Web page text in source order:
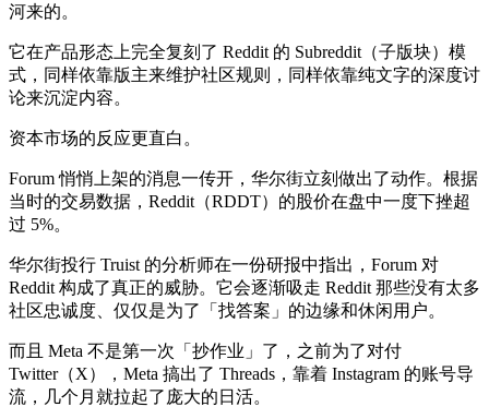
河来的。
它在产品形态上完全复刻了 Reddit 的 Subreddit（子版块）模
式，同样依靠版主来维护社区规则，同样依靠纯文字的深度讨
论来沉淀内容。
资本市场的反应更直白。
Forum 悄悄上架的消息一传开，华尔街立刻做出了动作。根据
当时的交易数据，Reddit（RDDT）的股价在盘中一度下挫超
过 5%。
华尔街投行 Truist 的分析师在一份研报中指出，Forum 对
Reddit 构成了真正的威胁。它会逐渐吸走 Reddit 那些没有太多
社区忠诚度、仅仅是为了「找答案」的边缘和休闲用户。
而且 Meta 不是第一次「抄作业」了，之前为了对付
Twitter（X），Meta 搞出了 Threads，靠着 Instagram 的账号导
流，几个月就拉起了庞大的日活。